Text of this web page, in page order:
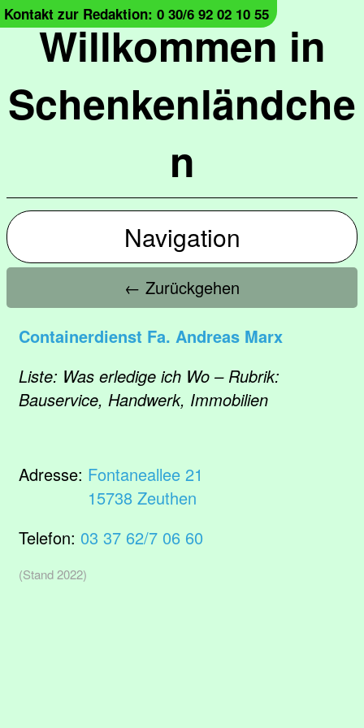
Willkommen in
Schenkenländche
n
Kontakt zur Redaktion: 0 30/6 92 02 10 55
Navigation
← Zurückgehen
Containerdienst Fa. Andreas Marx
Liste: Was erledige ich Wo – Rubrik:
Bauservice, Handwerk, Immobilien
Adresse: Fontaneallee 21
15738 Zeuthen
Telefon: 03 37 62/7 06 60
(Stand 2022)